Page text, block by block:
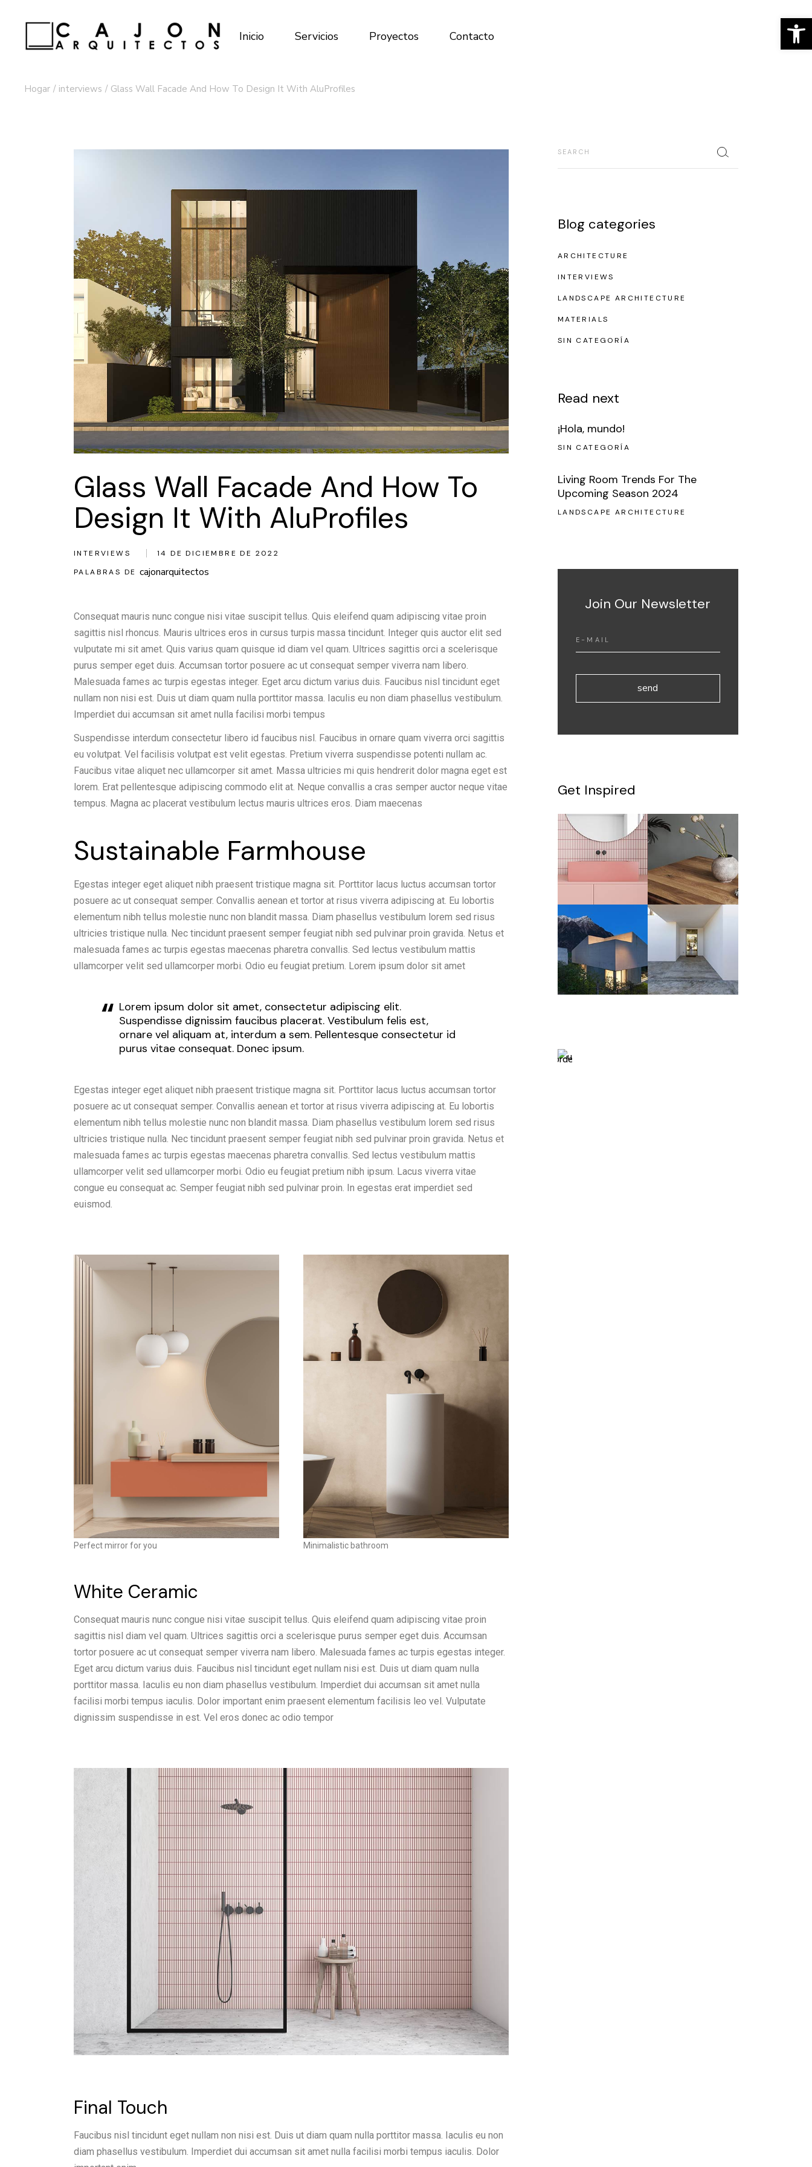
Inicio Servicios Proyectos Contacto
Hogar interviews Glass Wall Facade And How To Design It With AluProfiles
Glass Wall Facade And How To
Design It With AluProfiles
INTERVIEWS
14 DE DICIEMBRE DE 2022
PALABRAS DE cajonarquitectos
Consequat mauris nunc congue nisi vitae suscipit tellus. Quis eleifend quam adipiscing vitae proin
sagittis nisl rhoncus. Mauris ultrices eros in cursus turpis massa tincidunt. Integer quis auctor elit sed
vulputate mi sit amet. Quis varius quam quisque id diam vel quam. Ultrices sagittis orci a scelerisque
purus semper eget duis. Accumsan tortor posuere ac ut consequat semper viverra nam libero.
Malesuada fames ac turpis egestas integer. Eget arcu dictum varius duis. Faucibus nisl tincidunt eget
nullam non nisi est. Duis ut diam quam nulla porttitor massa. Iaculis eu non diam phasellus vestibulum.
Imperdiet dui accumsan sit amet nulla facilisi morbi tempus
Suspendisse interdum consectetur libero id faucibus nisl. Faucibus in ornare quam viverra orci sagittis
eu volutpat. Vel facilisis volutpat est velit egestas. Pretium viverra suspendisse potenti nullam ac.
Faucibus vitae aliquet nec ullamcorper sit amet. Massa ultricies mi quis hendrerit dolor magna eget est
lorem. Erat pellentesque adipiscing commodo elit at. Neque convallis a cras semper auctor neque vitae
tempus. Magna ac placerat vestibulum lectus mauris ultrices eros. Diam maecenas
Sustainable Farmhouse
Egestas integer eget aliquet nibh praesent tristique magna sit. Porttitor lacus luctus accumsan tortor
posuere ac ut consequat semper. Convallis aenean et tortor at risus viverra adipiscing at. Eu lobortis
elementum nibh tellus molestie nunc non blandit massa. Diam phasellus vestibulum lorem sed risus
ultricies tristique nulla. Nec tincidunt praesent semper feugiat nibh sed pulvinar proin gravida. Netus et
malesuada fames ac turpis egestas maecenas pharetra convallis. Sed lectus vestibulum mattis
ullamcorper velit sed ullamcorper morbi. Odio eu feugiat pretium. Lorem ipsum dolor sit amet
Lorem ipsum dolor sit amet, consectetur adipiscing elit.
Suspendisse dignissim faucibus placerat. Vestibulum felis est,
ornare vel aliquam at, interdum a sem. Pellentesque consectetur id
purus vitae consequat. Donec ipsum.
Egestas integer eget aliquet nibh praesent tristique magna sit. Porttitor lacus luctus accumsan tortor
posuere ac ut consequat semper. Convallis aenean et tortor at risus viverra adipiscing at. Eu lobortis
elementum nibh tellus molestie nunc non blandit massa. Diam phasellus vestibulum lorem sed risus
ultricies tristique nulla. Nec tincidunt praesent semper feugiat nibh sed pulvinar proin gravida. Netus et
malesuada fames ac turpis egestas maecenas pharetra convallis. Sed lectus vestibulum mattis
ullamcorper velit sed ullamcorper morbi. Odio eu feugiat pretium nibh ipsum. Lacus viverra vitae
congue eu consequat ac. Semper feugiat nibh sed pulvinar proin. In egestas erat imperdiet sed
euismod.
Perfect mirror for you Minimalistic bathroom
White Ceramic
Consequat mauris nunc congue nisi vitae suscipit tellus. Quis eleifend quam adipiscing vitae proin
sagittis nisl diam vel quam. Ultrices sagittis orci a scelerisque purus semper eget duis. Accumsan
tortor posuere ac ut consequat semper viverra nam libero. Malesuada fames ac turpis egestas integer.
Eget arcu dictum varius duis. Faucibus nisl tincidunt eget nullam nisi est. Duis ut diam quam nulla
porttitor massa. Iaculis eu non diam phasellus vestibulum. Imperdiet dui accumsan sit amet nulla
facilisi morbi tempus iaculis. Dolor important enim praesent elementum facilisis leo vel. Vulputate
dignissim suspendisse in est. Vel eros donec ac odio tempor
Final Touch
Faucibus nisl tincidunt eget nullam non nisi est. Duis ut diam quam nulla porttitor massa. Iaculis eu non
diam phasellus vestibulum. Imperdiet dui accumsan sit amet nulla facilisi morbi tempus iaculis. Dolor
Blog categories
ARCHITECTURE
INTERVIEWS
LANDSCAPE ARCHITECTURE
MATERIALS
SIN CATEGORÍA
Read next
¡Hola, mundo!
SIN CATEGORÍA
Living Room Trends For The
Upcoming Season 2024
LANDSCAPE ARCHITECTURE
Join Our Newsletter
send
Get Inspired
Light
order now